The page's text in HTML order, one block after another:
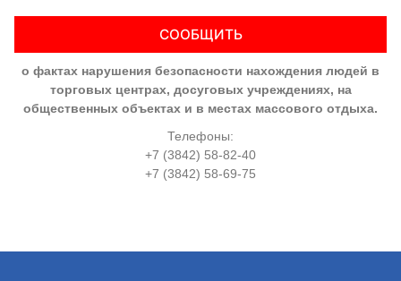
СООБЩИТЬ
о фактах нарушения безопасности нахождения людей в
торговых центрах, досуговых учреждениях, на
общественных объектах и в местах массового отдыха.
Телефоны:
+7 (3842) 58-82-40
+7 (3842) 58-69-75